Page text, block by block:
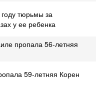
тюрьмы за
у ее ребенка
пропала 56-летняя
59-летняя Корен